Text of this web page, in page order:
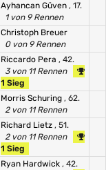
Ayhancan Güven , 17.
1 von 9 Rennen
Christoph Breuer
0 von 9 Rennen
Riccardo Pera , 42.
3 von 11 Rennen
1 Sieg
Morris Schuring , 62.
2 von 11 Rennen
Richard Lietz , 51.
2 von 11 Rennen
1 Sieg
Ryan Hardwick , 42.